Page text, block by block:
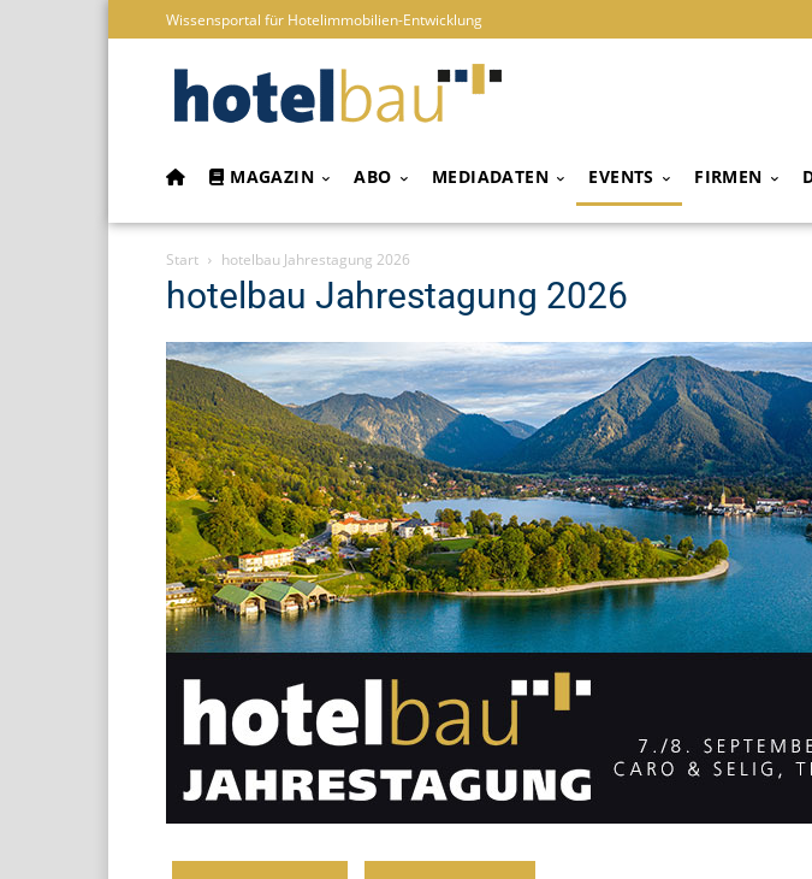
Wissensportal für Hotelimmobilien-Entwicklung
MAGAZIN ABO MEDIADATEN EVENTS FIRMEN
Start hotelbau Jahrestagung 2026
hotelbau Jahrestagung 2026